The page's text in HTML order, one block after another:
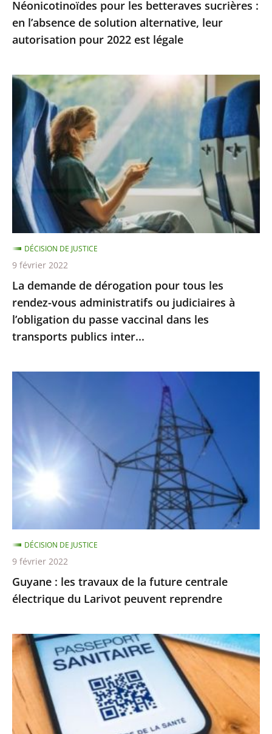
autorisation
pour
2022
légale
Néonicotinoïdes pour les betteraves sucrières :
en l’absence de solution alternative, leur
autorisation pour 2022 est légale
La
demande
de
dérogation
pour
tous
les
rendez-
vous
administratifs
ou
judiciaires
à
l’obligation
du
passe
dans
transports
inter...
La demande de dérogation pour tous les
rendez-vous administratifs ou judiciaires à
l’obligation du passe vaccinal dans les
transports publics inter...
DÉCISION DE JUSTICE
9 février 2022
Guyane
travaux
la
future
centrale
électrique
du
Larivot
peuvent
reprendre
Guyane : les travaux de la future centrale
électrique du Larivot peuvent reprendre
DÉCISION DE JUSTICE
9 février 2022
Validité
à
24h
des
tests,
rappel